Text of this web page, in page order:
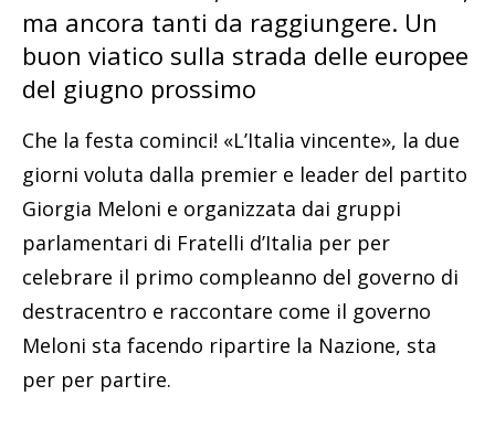
ma ancora tanti da raggiungere. Un
buon viatico sulla strada delle europee
del giugno prossimo
Che la festa cominci! «L’Italia vincente», la due
giorni voluta dalla premier e leader del partito
Giorgia Meloni e organizzata dai gruppi
parlamentari di Fratelli d’Italia per per
celebrare il primo compleanno del governo di
destracentro e raccontare come il governo
Meloni sta facendo ripartire la Nazione, sta
per per partire.